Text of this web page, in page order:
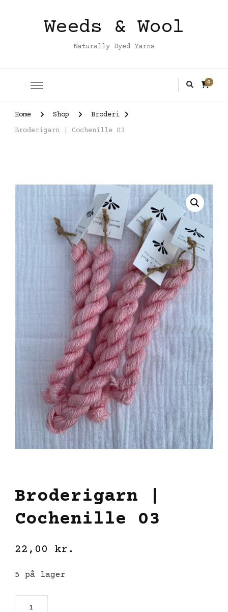
Weeds & Wool
Naturally Dyed Yarns
0
Home Shop
Broderi
Broderigarn | Cochenille 03
Broderigarn |
Cochenille 03
22,00 kr.
5 på lager